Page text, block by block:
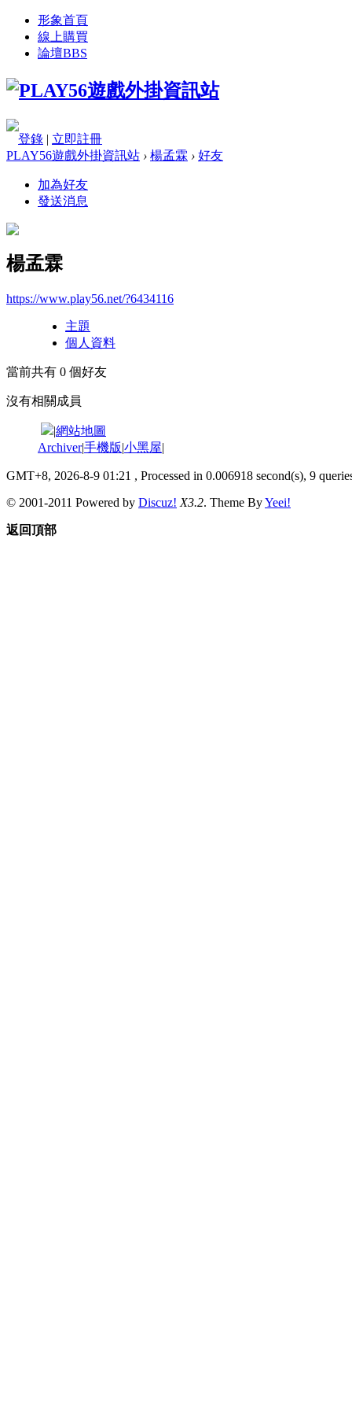
形象首頁
線上購買
論壇BBS
登錄 | 立即註冊
PLAY56遊戲外掛資訊站 › 楊孟霖 › 好友
加為好友
發送消息
楊孟霖
https://www.play56.net/?6434116
主題
個人資料
當前共有 0 個好友
沒有相關成員
|網站地圖
Archiver|手機版|小黑屋|
GMT+8, 2026-8-9 01:21 , Processed in 0.006918 second(s), 9
© 2001-2011 Powered by Discuz! X3.2. Theme ByYeei!
返回頂部